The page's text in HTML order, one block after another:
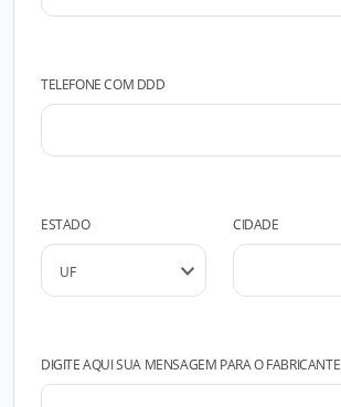
TELEFONE COM DDD
ESTADO CIDADE
DIGITE AQUI SUA MENSAGEM PARA O FABRICANTE